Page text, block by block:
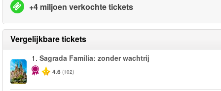
+4 miljoen verkochte tickets
Vergelijkbare tickets
1. Sagrada Família: zonder wachtrij
4.6 (102)